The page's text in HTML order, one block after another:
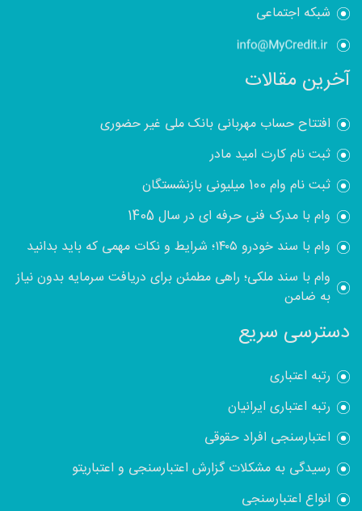
شبکه اجتماعی
آخرین مقالات
افتتاح حساب مهربانی بانک ملی غیر حضوری
ثبت نام کارت امید مادر
ثبت نام وام 100 میلیونی بازنشستگان
وام با مدرک فنی حرفه ای در سال 1405
وام با سند خودرو ۱۴۰۵؛ شرایط و نکات مهمی که باید بدانید
وام با سند ملکی؛ راهی مطمئن برای دریافت سرمایه بدون نیاز
به ضامن
دسترسی سریع
رتبه اعتباری
رتبه اعتباری ایرانیان
اعتبارسنجی افراد حقوقی
رسیدگی به مشکلات گزارش اعتبارسنجی و اعتباریتو
انواع اعتبارسنجی